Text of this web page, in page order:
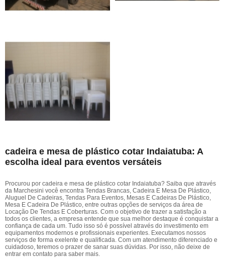
cadeira e mesa de plástico cotar Indaiatuba: A
escolha ideal para eventos versáteis
Procurou por cadeira e mesa de plástico cotar Indaiatuba? Saiba que através
da Marchesini você encontra Tendas Brancas, Cadeira E Mesa De Plástico,
Aluguel De Cadeiras, Tendas Para Eventos, Mesas E Cadeiras De Plástico,
Mesa E Cadeira De Plástico, entre outras opções de serviços da área de
Locação De Tendas E Coberturas. Com o objetivo de trazer a satisfação a
todos os clientes, a empresa entende que sua melhor destaque é conquistar a
confiança de cada um. Tudo isso só é possível através do investimento em
equipamentos modernos e profissionais experientes. Executamos nossos
serviços de forma exelente e qualificada. Com um atendimento diferenciado e
cuidadoso, teremos o prazer de sanar suas dúvidas. Por isso, não deixe de
entrar em contato para saber mais.